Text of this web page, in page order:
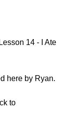
14 - I Ate
here by Ryan.
to